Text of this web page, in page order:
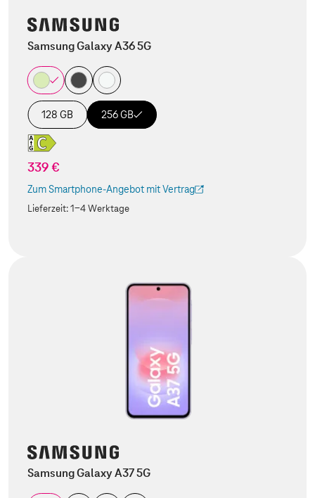
Samsung Galaxy A36 5G
128 GB 256 GB
339 €
Zum Smartphone-Angebot mit Vertrag
(Der Link wird in einem neuen Tab geöffnet)
Lieferzeit:1-4 Werktage
Samsung Galaxy A37 5G